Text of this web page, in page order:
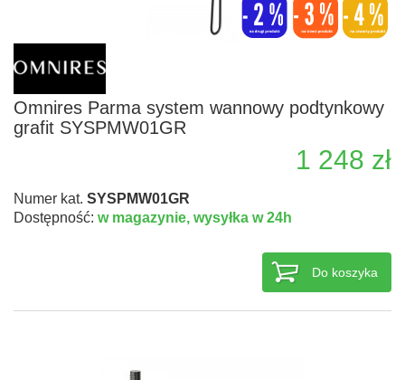
Omnires Parma system wannowy podtynkowy
grafit SYSPMW01GR
1 248 zł
Numer kat. SYSPMW01GR
Dostępność: w magazynie, wysyłka w 24h
Do koszyka